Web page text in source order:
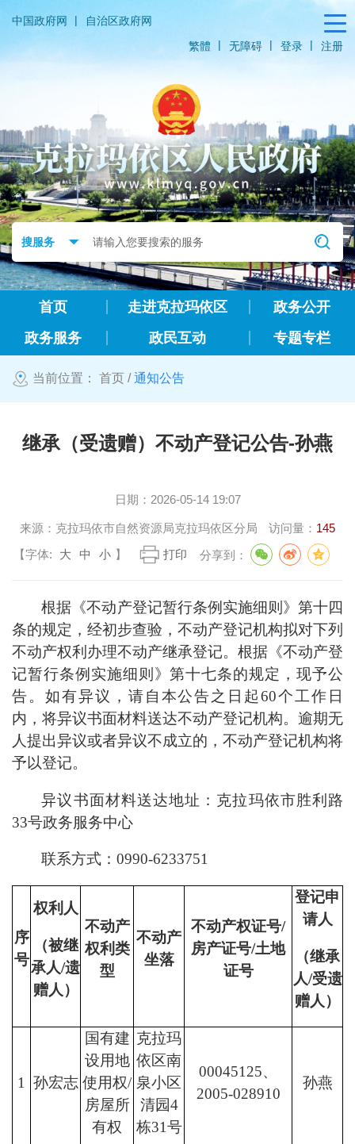
中国政府网 |
自治区政府网
繁體
| 无障碍 | 登录 | 注册
首页 走进克拉玛依区
政务公开
政务服务
政民互动 专题专栏
当前位置： 首页 /通知公告
继承（受遗赠）不动产登记公告-孙燕
日期： 2026-05-14 19:07
来源： 克拉玛依市自然资源局克拉玛依区分局 访问量： 145
【字体:
大 中 小 】 打印 分享到：
根据《不动产登记暂行条例实施细则》第十四
条的规定，经初步查验，不动产登记机构拟对下列
不动产权利办理不动产继承登记。根据《不动产登
记暂行条例实施细则》第十七条的规定，现予公
告。如有异议，请自本公告之日起60个工作日
内，将异议书面材料送达不动产登记机构。逾期无
人提出异议或者异议不成立的，不动产登记机构将
予以登记。
异议书面材料送达地址： 克拉玛依市胜利路
33号政务服务中心
联系方式：0990-6233751
序
号
权利人
（被继
承人/遗
赠人）
不动产
权利类
型
不动产
坐落
不动产权证号/
房产证号/土地
证号
登记申
请人
（继承
人/受遗
赠人）
1 孙宏志
国有建
设用地
使用权/
房屋所
有权
克拉玛
依区南
泉小区
清园4
栋31号
00045125、
2005-028910
孙燕